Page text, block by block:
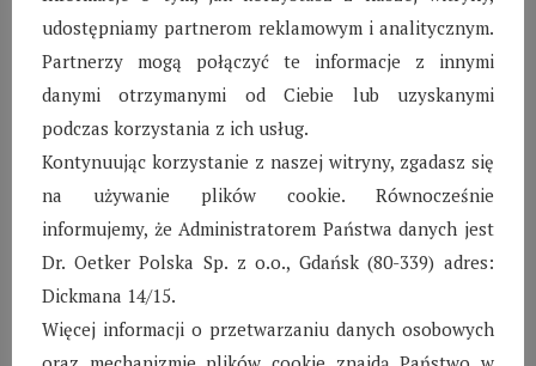
i poszczególnymi nauczycielami. Kształtują też
umiejętności i nawyki pracy, uczą gospodarności,
oszczędności i odpowiedzialności. Tworzą przy tym
serdeczną atmosferę sprzyjającą rozwojowi uczuć i więzi
emocjonalnych. Rodzic zastępczy buduje bliskie więzi z
każdym z powierzonych mu dzieci, zapewniając poczucie
bezpieczeństwa, stabilizację i miłość. Jego miłość i
oddanie jest lekiem na rany pozostawione w psychice
dziecka przez traumatyczne wydarzenia z przeszłości.
SOS Wioska Dziecięca to osiedle składające się zwykle z
udostępniamy partnerom reklamowym i analitycznym.
Partnerzy mogą połączyć te informacje z innymi
danymi otrzymanymi od Ciebie lub uzyskanymi
podczas korzystania z ich usług.
Kontynuując korzystanie z naszej witryny, zgadasz się
na używanie plików cookie. Równocześnie
informujemy, że Administratorem Państwa danych jest
Dr. Oetker Polska Sp. z o.o., Gdańsk (80-339) adres:
Dickmana 14/15.
Więcej informacji o przetwarzaniu danych osobowych